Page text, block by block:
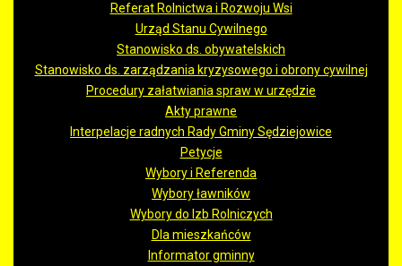
Referat Rolnictwa i Rozwoju Wsi
Urząd Stanu Cywilnego
Stanowisko ds. obywatelskich
Stanowisko ds. zarządzania kryzysowego i obrony cywilnej
Procedury załatwiania spraw w urzędzie
Akty prawne
Interpelacje radnych Rady Gminy Sędziejowice
Petycje
Wybory i Referenda
Wybory ławników
Wybory do Izb Rolniczych
Dla mieszkańców
Informator gminny